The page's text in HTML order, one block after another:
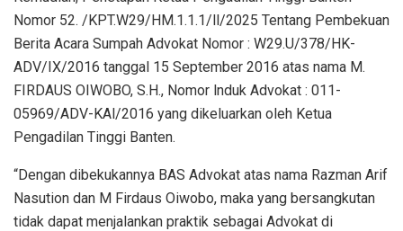
Nomor 52. /KPT.W29/HM.1.1.1/ll/2025 Tentang Pembekuan
Berita Acara Sumpah Advokat Nomor : W29.U/378/HK-
ADV/IX/2016 tanggal 15 September 2016 atas nama M.
FIRDAUS OIWOBO, S.H., Nomor lnduk Advokat : 011-
05969/ADV-KAl/2016 yang dikeluarkan oleh Ketua
Pengadilan Tinggi Banten.
“Dengan dibekukannya BAS Advokat atas nama Razman Arif
Nasution dan M Firdaus Oiwobo, maka yang bersangkutan
tidak dapat menjalankan praktik sebagai Advokat di